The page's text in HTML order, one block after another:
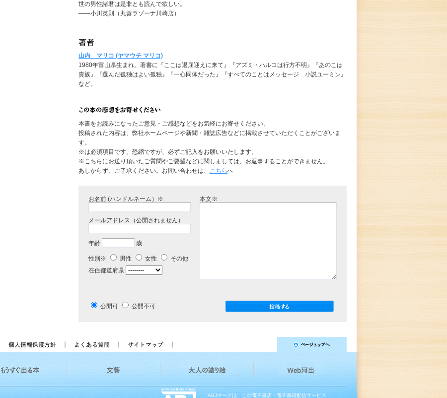
世の男性諸君は是非とも読んで欲しい。
――小川英則（丸善ラゾーナ川崎店）
山内 マリコ (ヤマウチ マリコ)
1980年富山県生まれ。著書に『ここは退屈迎えに来て』『アズミ・ハルコは行方不明』『あのこは
貴族』『選んだ孤独はよい孤独』『一心同体だった』『すべてのことはメッセージ 小説ユーミン』
など。
本書をお読みになったご意見・ご感想などをお気軽にお寄せください。
投稿された内容は、弊社ホームページや新聞・雑誌広告などに掲載させていただくことがございま
す。
※は必須項目です。恐縮ですが、必ずご記入をお願いいたします。
※こちらにお送り頂いたご質問やご要望などに関しましては、お返事することができません。
あしからず、ご了承ください。お問い合わせは、 こちらへ
お名前 (ハンドルネーム）※
メールアドレス（公開されません）
年齢 歳
性別※ 男性 女性
その他
在住都道府県
本文※
公開可 公開不可
「ABJマークは、この電子書店・電子書籍配信サービス